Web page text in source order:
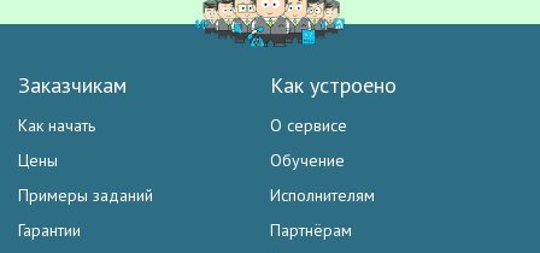
Заказчикам
Как начать
Цены
Примеры заданий
Гарантии
Как устроено
О сервисе
Обучение
Исполнителям
Партнёрам